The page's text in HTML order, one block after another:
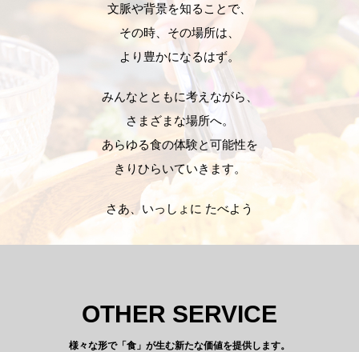
文脈や背景を知ることで、
その時、その場所は、
より豊かになるはず。
みんなとともに考えながら、
さまざまな場所へ。
あらゆる食の体験と可能性を
きりひらいていきます。
さあ、いっしょに たべよう
OTHER SERVICE
様々な形で「食」が生む新たな価値を提供します。